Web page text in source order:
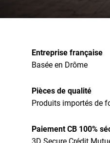
Entreprise française
Basée en Drôme
Pièces de qualité
Produits importés de
Paiement CB 100%